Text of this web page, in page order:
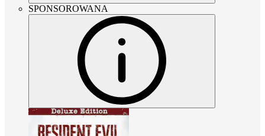
SPONSOROWANA